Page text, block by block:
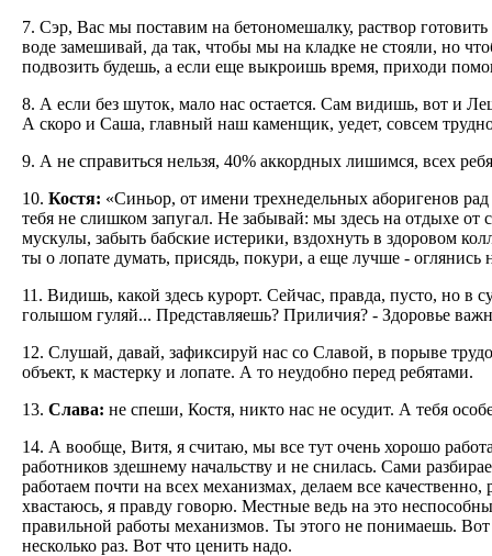
7. Сэр, Вас мы поставим на бетономешалку, раствор
воде замешивай, да так, чтобы мы на кладке не стояли, но
подвозить будешь, а если еще выкроишь время, приходи
8. А если без шуток, мало нас остается. Сам видишь, вот и
А скоро и Саша, главный наш каменщик, уедет, совсем
9. А не справиться нельзя, 40% аккордных лишимся, всех
10. Костя: «Синьор, от имени трехнедельных аборигенов
тебя не слишком запугал. Не забывай: мы здесь на отдыхе
мускулы, забыть бабские истерики, вздохнуть в здоровом
ты о лопате думать, присядь, покури, а еще лучше - оглянись
11. Видишь, какой здесь курорт. Сейчас, правда, пусто, но в
голышом гуляй... Представляешь? Приличия? - Здоровье
12. Слушай, давай, зафиксируй нас со Славой, в порыве
объект, к мастерку и лопате. А то неудобно перед ребятами.
13. Слава: не спеши, Костя, никто нас не осудит. А тебя
14. А вообще, Витя, я считаю, мы все тут очень хорошо
работников здешнему начальству и не снилась. Сами
работаем почти на всех механизмах, делаем все
хвастаюсь, я правду говорю. Местные ведь на это
правильной работы механизмов. Ты этого не понимаешь.
несколько раз. Вот что ценить надо.